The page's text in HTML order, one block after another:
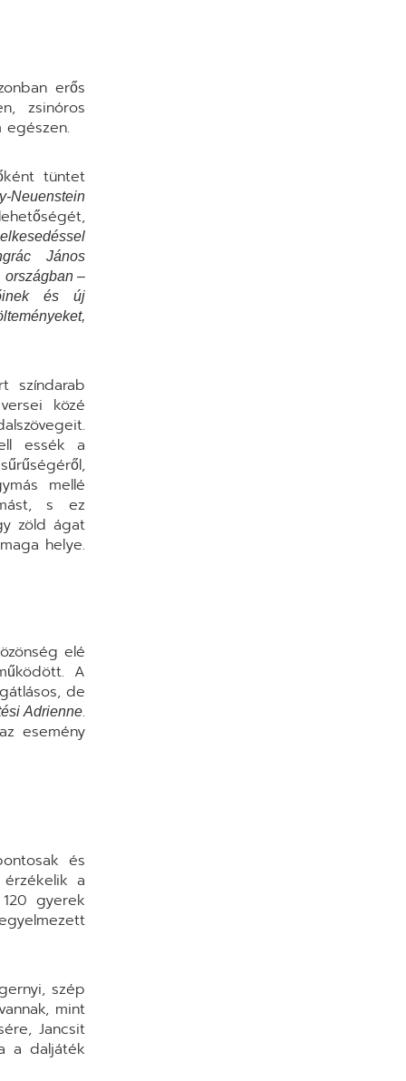
erős
zsinóros
egészen.
tüntet
Neuenstein
János
–
és új
színdarab
közé
essék a
mellé
s ez
zöld ágat
helye.
elé
A
de
Adrienne.
esemény
és
érzékelik a
gyerek
szép
mint
Jancsit
a daljáték